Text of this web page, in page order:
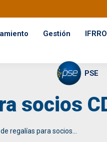
Gestión
PSE
socios
regalías para socios…